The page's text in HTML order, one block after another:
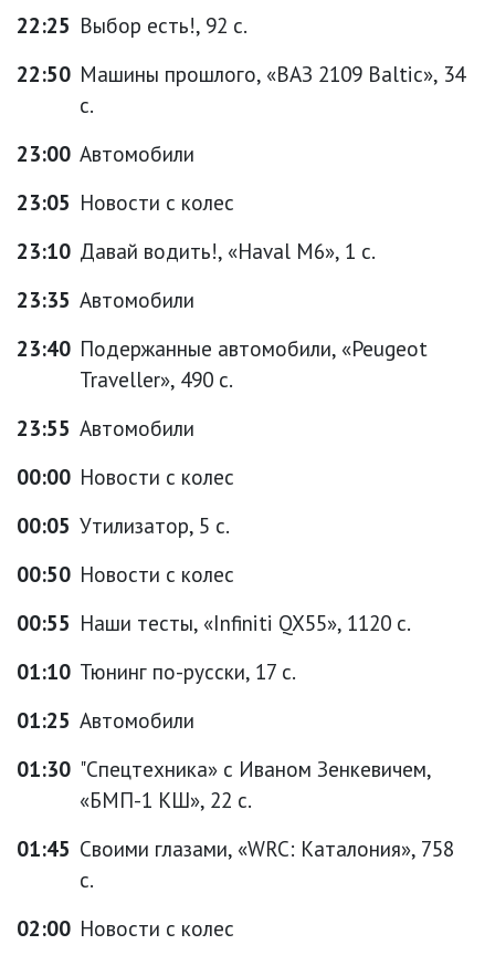
22:25 Выбор есть!, 92 с.
22:50 Машины прошлого, «ВАЗ 2109 Baltic», 34
с.
23:00 Автомобили
23:05 Новости с колес
23:10 Давай водить!, «Haval M6», 1 с.
23:35 Автомобили
23:40 Подержанные автомобили, «Peugeot
Traveller», 490 с.
23:55 Автомобили
00:00 Новости с колес
00:05 Утилизатор, 5 с.
00:50 Новости с колес
00:55 Наши тесты, «Infiniti QX55», 1120 с.
01:10 Тюнинг по-русски, 17 с.
01:25 Автомобили
01:30 "Спецтехника» с Иваном Зенкевичем,
«БМП-1 КШ», 22 с.
01:45 Своими глазами, «WRC: Каталония», 758
с.
02:00 Новости с колес